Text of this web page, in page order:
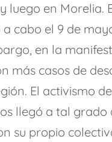
luego en Morelia.
a cabo el 9 de
en la
más casos de
El activismo
llegó a tal grado
su propio